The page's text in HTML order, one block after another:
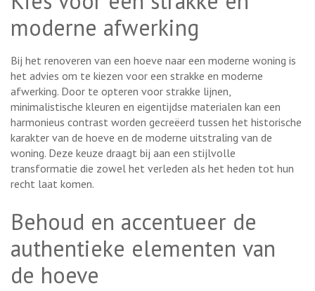
moderne afwerking
Bij het renoveren van een hoeve naar een moderne woning is
het advies om te kiezen voor een strakke en moderne
afwerking. Door te opteren voor strakke lijnen,
minimalistische kleuren en eigentijdse materialen kan een
harmonieus contrast worden gecreëerd tussen het historische
karakter van de hoeve en de moderne uitstraling van de
woning. Deze keuze draagt bij aan een stijlvolle
transformatie die zowel het verleden als het heden tot hun
recht laat komen.
Behoud en accentueer de
authentieke elementen van
de hoeve